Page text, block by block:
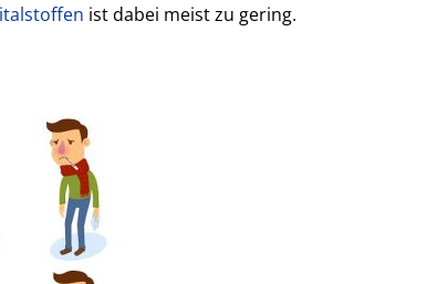
ist dabei meist zu gering.